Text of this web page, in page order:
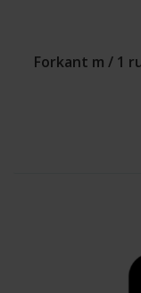
Forkant m / 1